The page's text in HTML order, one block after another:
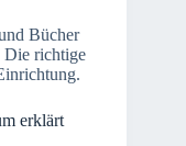
Bücher
Die richtige
erklärt